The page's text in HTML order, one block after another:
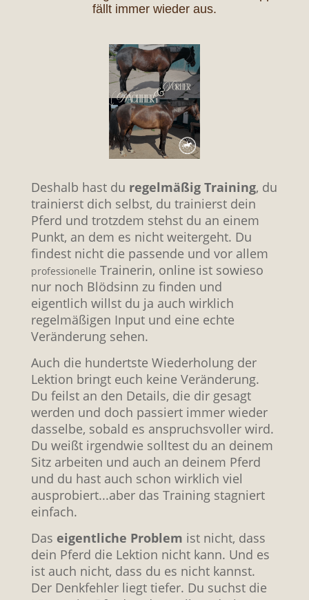
fällt immer wieder aus.
Deshalb hast du regelmäßig Training, du
trainierst dich selbst, du trainierst dein
Pferd und trotzdem stehst du an einem
Punkt, an dem es nicht weitergeht. Du
findest nicht die passende und vor allem
professionelle Trainerin, online ist sowieso
nur noch Blödsinn zu finden und
eigentlich willst du ja auch wirklich
regelmäßigen Input und eine echte
Veränderung sehen.
Auch die hundertste Wiederholung der
Lektion bringt euch keine Veränderung.
Du feilst an den Details, die dir gesagt
werden und doch passiert immer wieder
dasselbe, sobald es anspruchsvoller wird.
Du weißt irgendwie solltest du an deinem
Sitz arbeiten und auch an deinem Pferd
und du hast auch schon wirklich viel
ausprobiert...aber das Training stagniert
einfach.
Das eigentliche Problem ist nicht, dass
dein Pferd die Lektion nicht kann. Und es
ist auch nicht, dass du es nicht kannst.
Der Denkfehler liegt tiefer. Du suchst die